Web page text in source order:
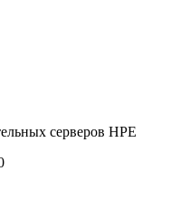
серверов HPE